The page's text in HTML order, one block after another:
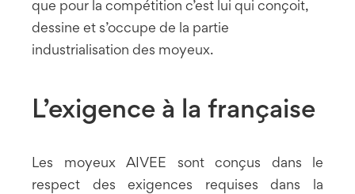
que pour la compétition c’est lui qui conçoit,
dessine et s’occupe de la partie
industrialisation des moyeux.
L’exigence à la française
Les moyeux AIVEE sont conçus dans le
respect des exigences requises dans la